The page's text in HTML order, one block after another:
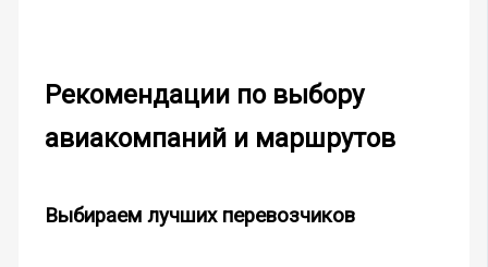
Рекомендации по выбору
авиакомпаний и маршрутов
Выбираем лучших перевозчиков